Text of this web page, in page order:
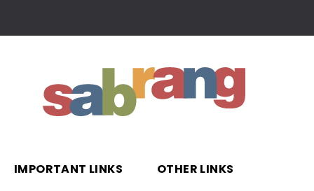
IMPORTANT LINKS OTHER LINKS